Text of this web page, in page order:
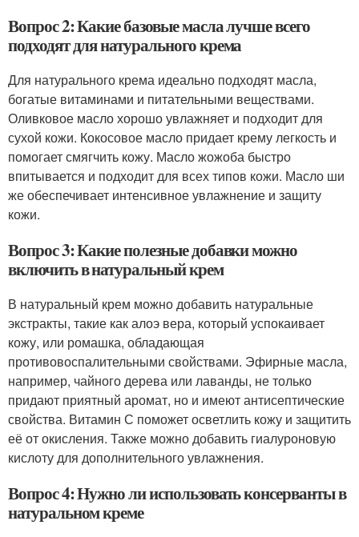
Вопрос 2: Какие базовые масла лучше всего
подходят для натурального крема
Для натурального крема идеально подходят масла,
богатые витаминами и питательными веществами.
Оливковое масло хорошо увлажняет и подходит для
сухой кожи. Кокосовое масло придает крему легкость и
помогает смягчить кожу. Масло жожоба быстро
впитывается и подходит для всех типов кожи. Масло ши
же обеспечивает интенсивное увлажнение и защиту
кожи.
Вопрос 3: Какие полезные добавки можно
включить в натуральный крем
В натуральный крем можно добавить натуральные
экстракты, такие как алоэ вера, который успокаивает
кожу, или ромашка, обладающая
противовоспалительными свойствами. Эфирные масла,
например, чайного дерева или лаванды, не только
придают приятный аромат, но и имеют антисептические
свойства. Витамин С поможет осветлить кожу и защитить
её от окисления. Также можно добавить гиалуроновую
кислоту для дополнительного увлажнения.
Вопрос 4: Нужно ли использовать консерванты в
натуральном креме